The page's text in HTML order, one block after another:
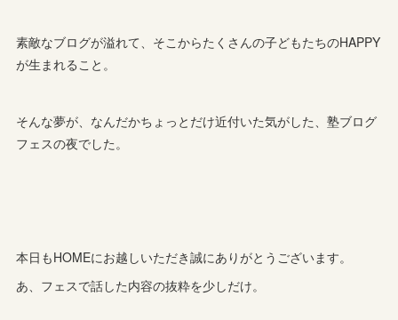
素敵なブログが溢れて、そこからたくさんの子どもたちのHAPPY
が生まれること。
そんな夢が、なんだかちょっとだけ近付いた気がした、塾ブログ
フェスの夜でした。
本日もHOMEにお越しいただき誠にありがとうございます。
あ、フェスで話した内容の抜粋を少しだけ。